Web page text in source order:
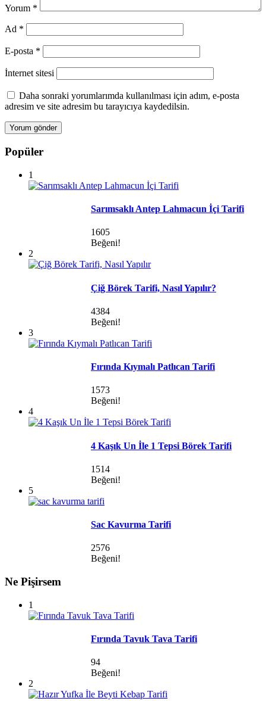
Yorum *
Ad *
E-posta *
İnternet sitesi
Daha sonraki yorumlarımda kullanılması için adım, e-posta
adresim ve site adresim bu tarayıcıya kaydedilsin.
Popüler
1
Sarımsaklı Antep Lahmacun İçi Tarifi
1605
Beğeni!
2
Çiğ Börek Tarifi, Nasıl Yapılır?
4384
Beğeni!
3
Fırında Kıymalı Patlıcan Tarifi
1573
Beğeni!
4
4 Kaşık Un İle 1 Tepsi Börek Tarifi
1514
Beğeni!
5
Sac Kavurma Tarifi
2576
Beğeni!
Ne Pişirsem
1
Fırında Tavuk Tava Tarifi
94
Beğeni!
2